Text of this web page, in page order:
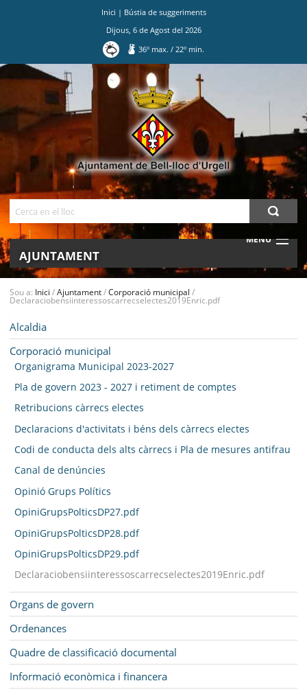
Inici | Bústia de suggeriments
Dijous, 6de Agostdel 2026
36º max./ 22º min.
MENU
AJUNTAMENT
BELL-LLOC SOLUCIONA
Sou a: Inici /Ajuntament/Corporació municipal /
Declaraciobensiinteressoscarrecselectes2019Enric.pdf
Alcaldia
Corporació municipal
Organigrama Municipal 2023-2027
Pla de govern 2023 - 2027 i retiment de comptes
Retribucions càrrecs electes
Declaracions d'activitats i béns dels càrrecs electes
Codi de conducta dels alts càrrecs i Pla de mesures antifrau
Canal de denúncies
Opinió Grups Polítics
OpiniGrupsPolticsDP27.pdf
OpiniGrupsPolticsDP28.pdf
OpiniGrupsPolticsDP29.pdf
Declaraciobensiinteressoscarrecselectes2019Enric.pdf
Organs de govern
Ordenances
Quadre de classificació documental
Informació econòmica i financera